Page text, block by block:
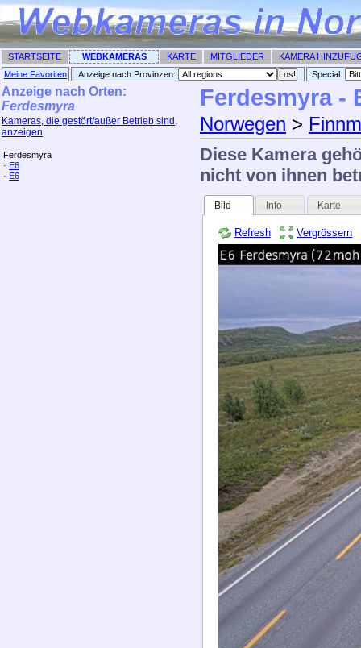
STARTSEITE WEBKAMERAS KARTE MITGLIEDER
KAMERA
Meine Favoriten
Anzeige nach Provinzen: Special: